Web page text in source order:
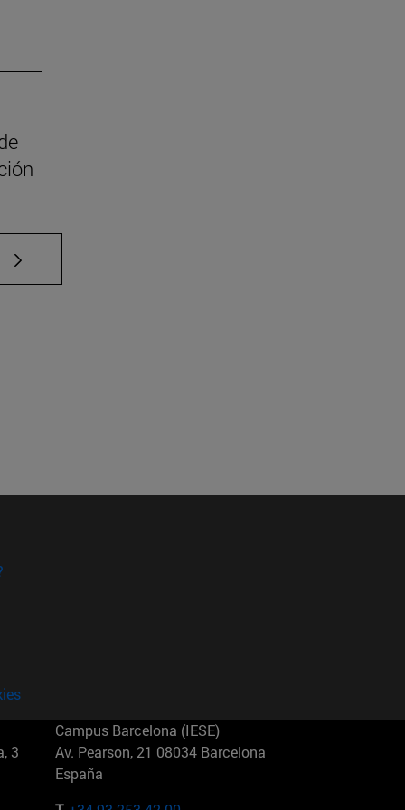
TAB para desplazarse.
3
Campus Barcelona (IESE)
Av. Pearson, 21 08034 Barcelona
España